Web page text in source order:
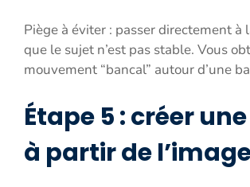
Piège à éviter : passer directement à
que le sujet n’est pas stable. Vous
mouvement “bancal” autour d’une
Étape 5 : créer
à partir de